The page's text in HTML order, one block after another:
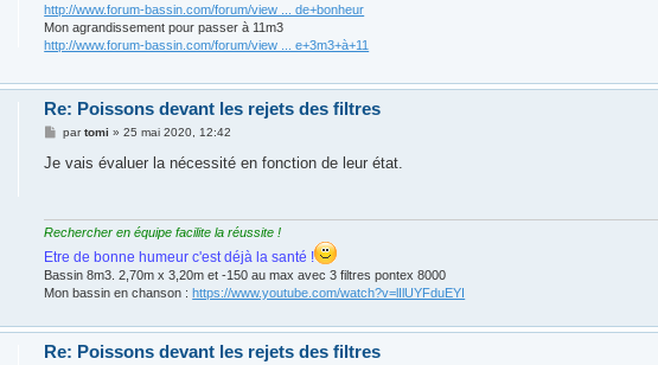
http://www.forum-bassin.com/forum/view ... de+bonheur
Mon agrandissement pour passer à 11m3
http://www.forum-bassin.com/forum/view ... e+3m3+à+11
Re: Poissons devant les rejets des filtres
M
s
partomi »25 mai 2020, 12:42
Je vais évaluer la nécessité en fonction de leur état.
Rechercher en équipe facilite la réussite !
Etre de bonne humeur c'est déjà la santé !
Bassin 8m3. 2,70m x 3,20m et -150 au max avec 3 filtres pontex 8000
Mon bassin en chanson :https://www.youtube.com/watch?v=lIlUYFduEYI
Re: Poissons devant les rejets des filtres